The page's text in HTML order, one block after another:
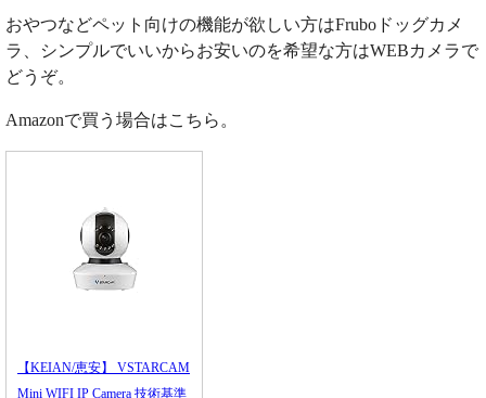
おやつなどペット向けの機能が欲しい方はFruboドッグカメ
ラ、シンプルでいいからお安いのを希望な方はWEBカメラで
どうぞ。
Amazonで買う場合はこちら。
【KEIAN/恵安】 VSTARCAM
Mini WIFI IP Camera 技術基準